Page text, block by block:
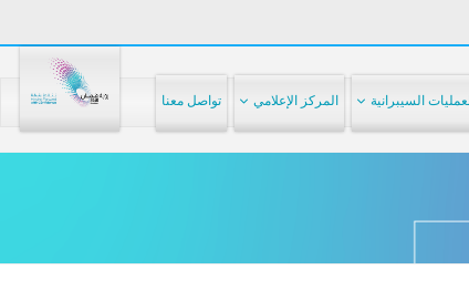
السيبرانية المركز الإعلامي تواصل معنا